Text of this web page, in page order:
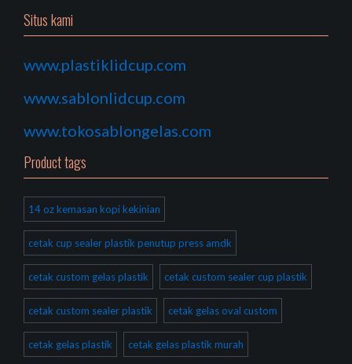
Situs kami
www.plastiklidcup.com
www.sablonlidcup.com
www.tokosablongelas.com
Product tags
14 oz kemasan kopi kekinian
cetak cup sealer plastik penutup press amdk
cetak custom gelas plastik cetak custom sealer cup plastik
cetak custom sealer plastik cetak gelas oval custom
cetak gelas plastik cetak gelas plastik murah